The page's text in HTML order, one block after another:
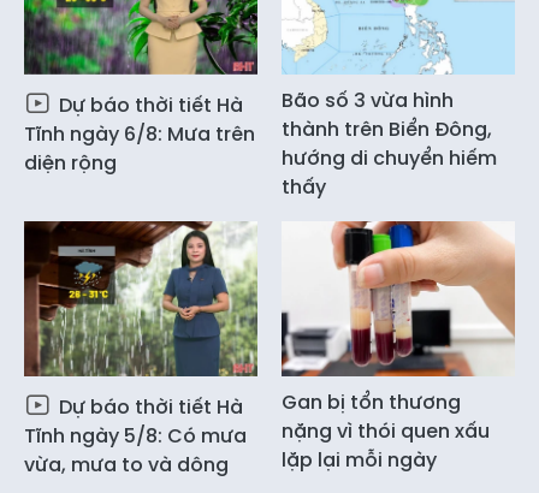
Dự báo thời tiết Hà
Tĩnh ngày 6/8: Mưa trên
diện rộng
Bão số 3 vừa hình
thành trên Biển Đông,
hướng di chuyển hiếm
thấy
Dự báo thời tiết Hà
Tĩnh ngày 5/8: Có mưa
vừa, mưa to và dông
Gan bị tổn thương
nặng vì thói quen xấu
lặp lại mỗi ngày